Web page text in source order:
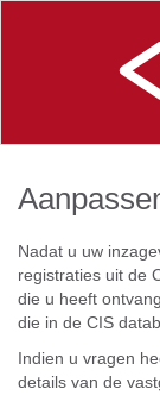
Nadat u uw
registraties uit de
die u heeft
die in de CIS
Indien u vragen
details van de